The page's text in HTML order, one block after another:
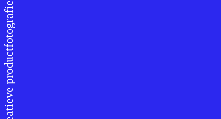
⸻ Creatieve productfotografie